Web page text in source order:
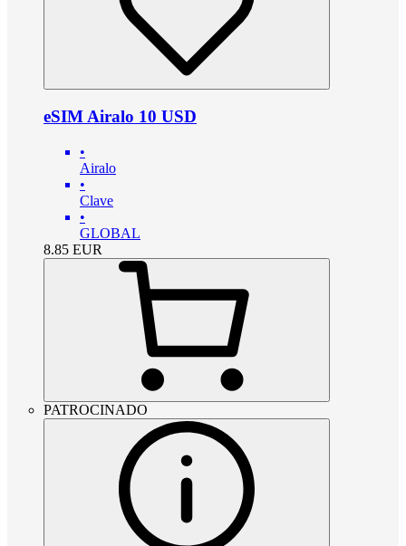
eSIM Airalo 10 USD
•
Airalo
•
Clave
•
GLOBAL
8.85 EUR
PATROCINADO